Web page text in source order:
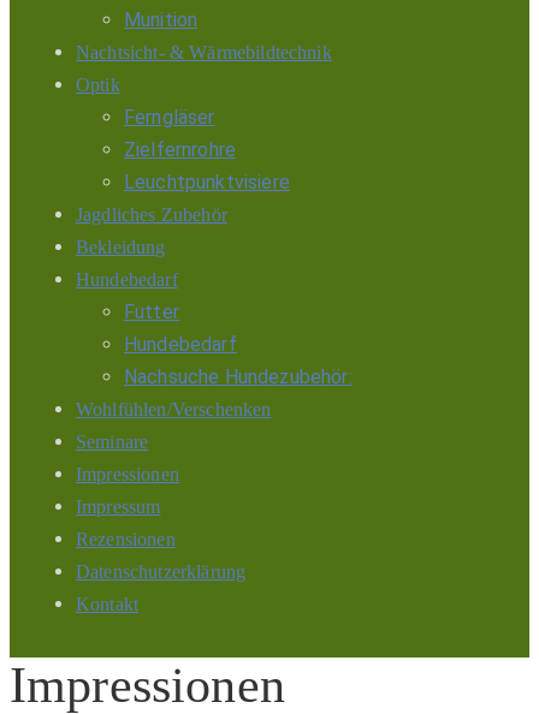
Munition
Nachtsicht- & Wärmebildtechnik
Optik
Ferngläser
Zielfernrohre
Leuchtpunktvisiere
Jagdliches Zubehör
Bekleidung
Hundebedarf
Futter
Hundebedarf
Nachsuche Hundezubehör:
Wohlfühlen/Verschenken
Seminare
Impressionen
Impressum
Rezensionen
Datenschutzerklärung
Kontakt
Impressionen